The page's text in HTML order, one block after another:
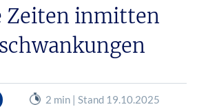
Zeiten inmitten
2 min | Stand 19.10.2025